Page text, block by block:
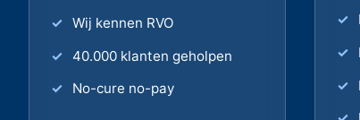
Wij kennen RVO
40.000 klanten geholpen
No-cure no-pay